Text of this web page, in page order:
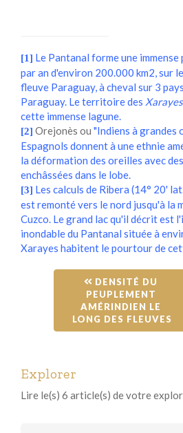
[1] Le Pantanal forme une
par an d'environ 200.000 km2, sur
fleuve Paraguay, à cheval sur 3
Paraguay. Le territoire des Xarayes
cette immense lagune.
[2] Orejonès ou "Indiens à grandes
Espagnols donnent à une ethnie
la déformation des oreilles avec
enchâssées dans le lobe.
[3] Les calculs de Ribera (14° 20'
est remonté vers le nord jusqu'à la
Cuzco. Le grand lac qu'il décrit est
inondable du Pantanal située à
Xarayes habitent le pourtour de
DENSITÉ DU
PEUPLEMENT
AMÉRINDIEN LE
LONG DES FLEUVES
Explorer
Lire le(s) 6 article(s) de votre